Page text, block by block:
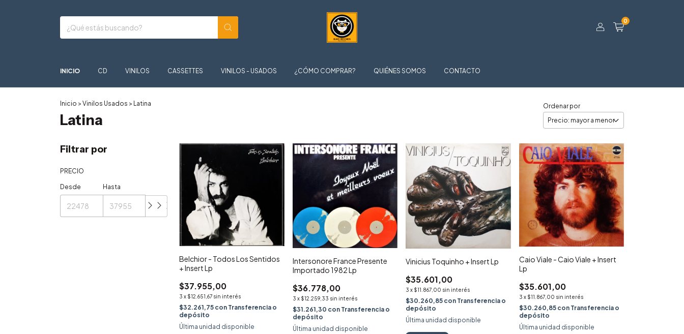
0
INICIO CD VINILOS CASSETTES VINILOS - USADOS ¿CÓMO COMPRAR? QUIÉNES SOMOS CONTACTO
Inicio > Vinilos Usados > Latina
Latina
Ordenar por
Filtrar por
PRECIO
Desde Hasta
Belchior - Todos Los Sentidos
+ Insert Lp
$37.955,00
3 x $12.651,67 sin interés
$32.261,75 con Transferencia o
depósito
Última unidad disponible
Intersonore France Presente
Importado 1982 Lp
$36.778,00
3 x $12.259,33 sin interés
$31.261,30 con Transferencia o
depósito
Última unidad disponible
Vinicius Toquinho + Insert Lp
$35.601,00
3 x $11.867,00 sin interés
$30.260,85 con Transferencia o
depósito
Última unidad disponible
Caio Viale - Caio Viale + Insert
Lp
$35.601,00
3 x $11.867,00 sin interés
$30.260,85 con Transferencia o
depósito
Última unidad disponible